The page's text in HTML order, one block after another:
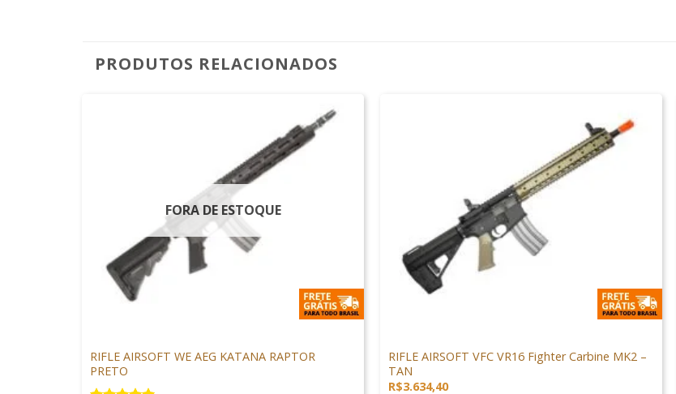
PRODUTOS RELACIONADOS
FORA DE ESTOQUE
RIFLE AIRSOFT WE AEG KATANA RAPTOR
PRETO
RIFLE AIRSOFT VFC VR16 Fighter Carbine MK2 –
TAN
R$3.634,40